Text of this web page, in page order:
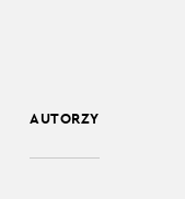
AUTORZY